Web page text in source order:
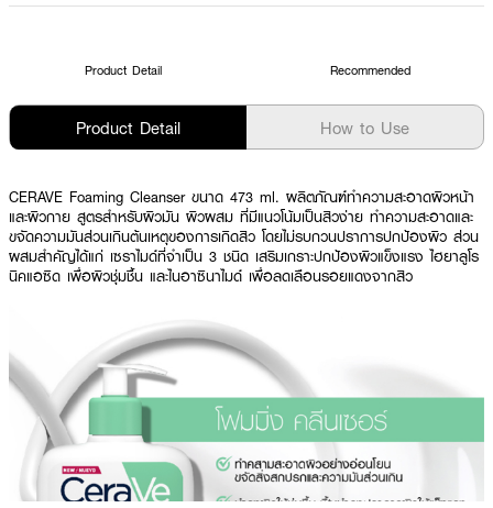
Product Detail Recommended
Product Detail How to Use
CERAVE Foaming Cleanser ขนาด 473 ml. ผลิตภัณฑ์ทำความสะอาดผิวหน้า
และผิวกาย สูตรสำหรับผิวมัน ผิวผสม ที่มีแนวโน้มเป็นสิวง่าย ทำความสะอาดและ
ขจัดความมันส่วนเกินต้นเหตุของการเกิดสิว โดยไม่รบกวนปราการปกป้องผิว ส่วน
ผสมสำคัญได้แก่ เซราไมด์ที่จำเป็น 3 ชนิด เสริมเกราะปกป้องผิวแข็งแรง ไฮยาลูโร
นิคแอซิด เพื่อผิวชุ่มชื้น และไนอาซินาไมด์ เพื่อลดเลือนรอยแดงจากสิว